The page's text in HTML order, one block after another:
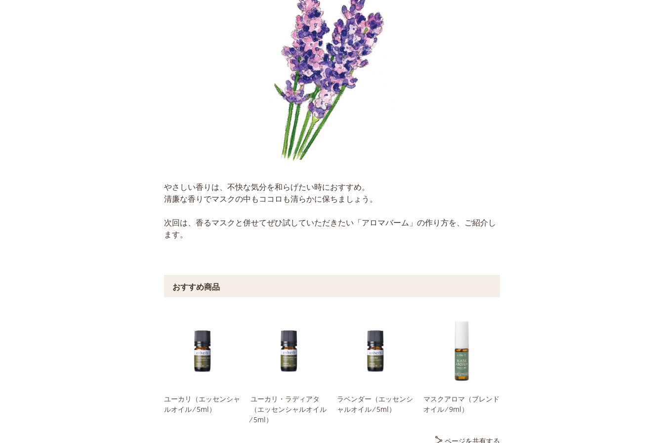
やさしい香りは、不快な気分を和らげたい時におすすめ。
清廉な香りでマスクの中もココロも清らかに保ちましょう。
次回は、香るマスクと併せてぜひ試していただきたい「アロマバーム」の作り方を、ご紹介し
ます。
ユーカリ
（エッセンシャ
ルオイル ⁄ 5ml）
ユーカリ・ラディアタ
（エッセンシャルオイル
⁄ 5ml）
ラベンダー （エッセンシ
ャルオイル ⁄ 5ml）
マスクアロマ （ブレンド
オイル ⁄ 9ml）
ページを共有する